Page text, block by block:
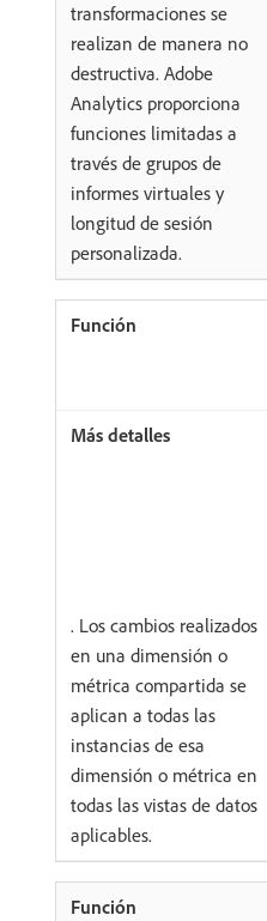
transformaciones se
realizan de manera no
destructiva. Adobe
Analytics proporciona
funciones limitadas a
través de grupos de
informes virtuales y
longitud de sesión
personalizada.
. Los cambios realizados
en una dimensión o
métrica compartida se
aplican a todas las
instancias de esa
dimensión o métrica en
todas las vistas de datos
aplicables.